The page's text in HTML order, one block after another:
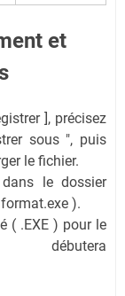
et
], précisez
sous ", puis
le fichier.
le dossier
).
( .EXE ) pour le
débutera